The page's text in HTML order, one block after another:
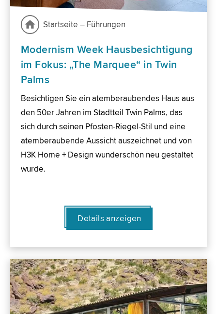
Startseite – Führungen
Modernism Week Hausbesichtigung
im Fokus: „The Marquee“ in Twin
Palms
Besichtigen Sie ein atemberaubendes Haus aus
den 50er Jahren im Stadtteil Twin Palms, das
sich durch seinen Pfosten-Riegel-Stil und eine
atemberaubende Aussicht auszeichnet und von
H3K Home + Design wunderschön neu gestaltet
wurde.
Details anzeigen